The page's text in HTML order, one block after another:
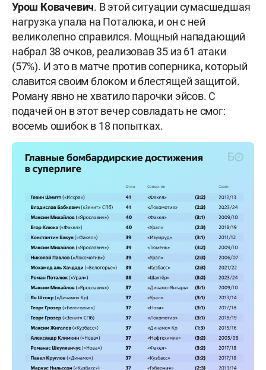
Урош Ковачевич. В этой ситуации сумасшедшая
нагрузка упала на Поталюка, и он с ней
великолепно справился. Мощный нападающий
набрал 38 очков, реализовав 35 из 61 атаки
(57%). И это в матче против соперника, который
славится своим блоком и блестящей защитой.
Роману явно не хватило парочки эйсов. С
подачей он в этот вечер совладать не смог:
восемь ошибок в 18 попытках.